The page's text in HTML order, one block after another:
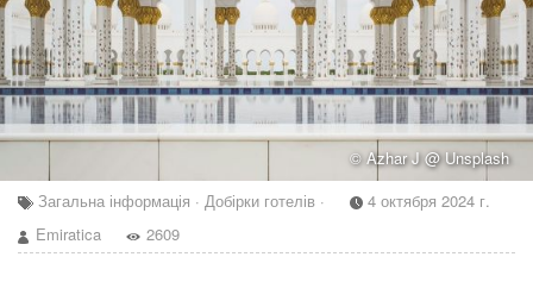
© Azhar J @ Unsplash
Загальна інформація · Добірки готелів ·
4 октября 2024 г.
Emiratica
2609